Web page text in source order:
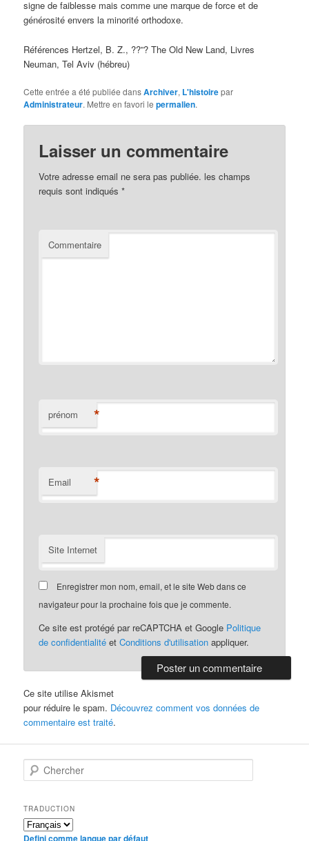
signe de faiblesse mais comme une marque de force et de
générosité envers la minorité orthodoxe.
Références Hertzel, B. Z., ??”? The Old New Land, Livres
Neuman, Tel Aviv (hébreu)
Cette entrée a été publiée dansArchiver, L'histoirepar
Administrateur. Mettre en favori lepermalien.
Laisser un commentaire
Votre adresse email ne sera pas publiée. les champs
requis sont indiqués*
Commentaire
prénom *
Email *
Site Internet
Enregistrer mon nom, email, et le site Web dans ce
navigateur pour la prochaine fois que je commente.
Ce site est protégé par reCAPTCHA et Google Politique
de confidentialité etConditions d'utilisation appliquer.
Ce site utilise Akismet
pour réduire le spam. Découvrez comment vos données de
commentaire est traité.
h
r
c
h
TRADUCTION
Defini comme langue par défaut